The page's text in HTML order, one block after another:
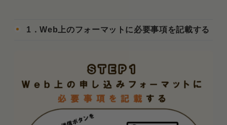
1．Web上のフォーマットに必要事項を記載する